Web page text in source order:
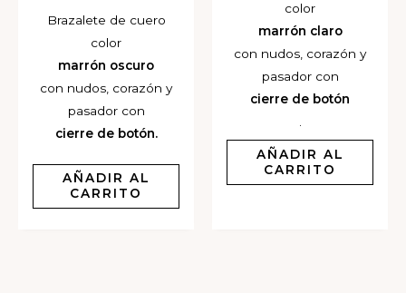
Brazalete de cuero
color
marrón oscuro
con nudos, corazón y
pasador con
cierre de botón.
AÑADIR AL
CARRITO
color
marrón claro
con nudos, corazón y
pasador con
cierre de botón
AÑADIR AL
CARRITO